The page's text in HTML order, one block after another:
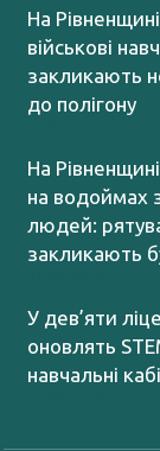
На
військові
закликають
до полігону
На
на водоймах
людей:
закликають
У дев’яти
оновлять
навчальні